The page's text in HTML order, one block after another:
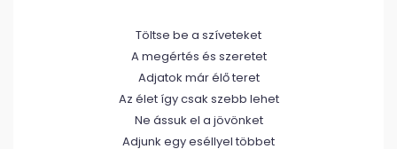
Töltse be a szíveteket
A megértés és szeretet
Adjatok már élő teret
Az élet így csak szebb lehet
Ne ássuk el a jövönket
Adjunk egy eséllyel többet